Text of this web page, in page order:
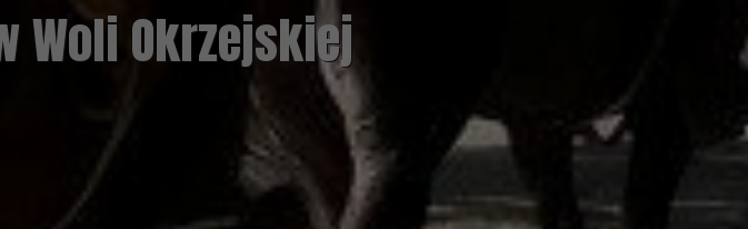
Wirtualna
Zwiedzaj Muzeum